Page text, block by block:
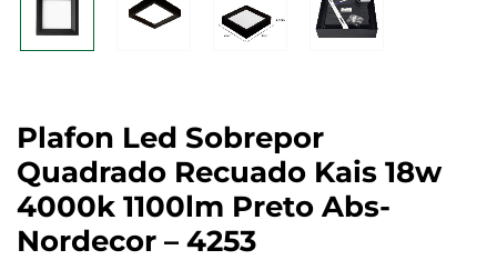
Plafon Led Sobrepor
Quadrado Recuado Kais 18w
4000k 1100lm Preto Abs-
Nordecor – 4253